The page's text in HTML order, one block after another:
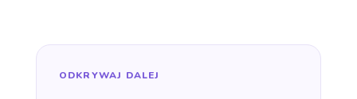
ODKRYWAJ DALEJ